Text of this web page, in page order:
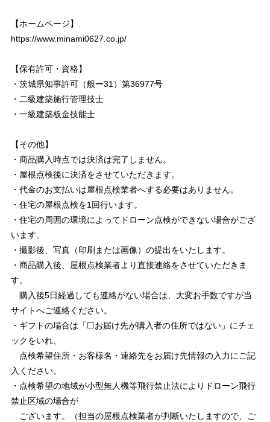
【ホームページ】
https://www.minami0627.co.jp/
【保有許可・資格】
・茨城県知事許可（般ー31）第36977号
・二級建築施行管理技士
・一級建築板金技能士
【その他】
・商品購入時点では決済は完了しません。
・屋根点検後に決済をさせていただきます。
・代金のお支払いは屋根点検業者へする必要はありません。
・住宅の屋根点検を1回行います。
・住宅の周囲の環境によってドローン点検ができない場合がござ
います。
・撮影後、写真（印刷または画像）の提出をいたします。
・商品購入後、屋根点検業者より直接連絡をさせていただきま
す。
購入後5日経過しても連絡がない場合は、大変お手数ですが当
サイトへご連絡ください。
・ギフトの場合は「☐お届け先が購入者の住所ではない」にチェ
ックをいれ、
点検希望住所・お客様名・連絡先をお届け先情報の入力にご記
入ください。
・点検希望の地域が小型無人機等飛行禁止法によりドローン飛行
禁止区域の場合が
ございます。（担当の屋根点検業者が判断いたしますので、ご